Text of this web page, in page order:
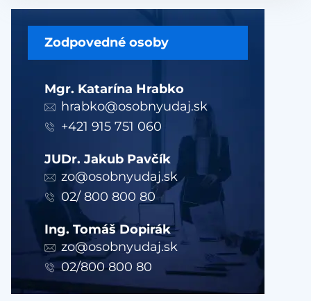
Zodpovedné osoby
Mgr. Katarína Hrabko
hrabko@osobnyudaj.sk
+421 915 751 060
JUDr. Jakub Pavčík
zo@osobnyudaj.sk
02/ 800 800 80
Ing. Tomáš Dopirák
zo@osobnyudaj.sk
02/800 800 80